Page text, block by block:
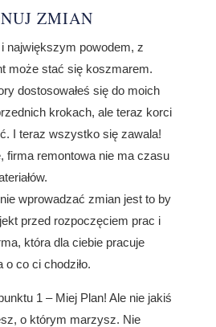
ZMIAN
największym powodem, z
może stać się koszmarem.
dostosowałeś się do moich
krokach, ale teraz korci
I teraz wszystko się zawala!
firma remontowa nie ma czasu
wprowadzać zmian jest to by
przed rozpoczęciem prac i
która dla ciebie pracuje
o co ci chodziło.
1 – Miej Plan! Ale nie jakiś
o którym marzysz. Nie